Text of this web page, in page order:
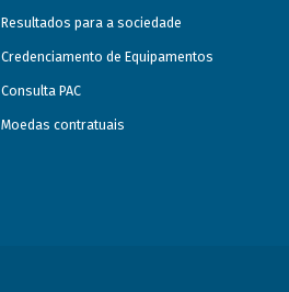
Resultados para a sociedade
Credenciamento de Equipamentos
Consulta PAC
Moedas contratuais